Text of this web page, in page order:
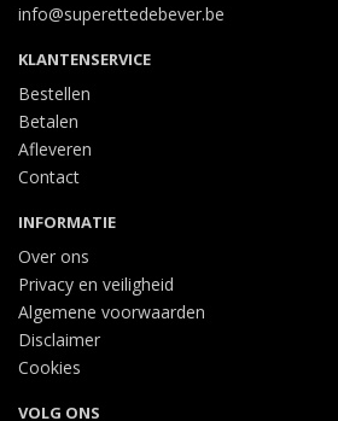
info@superettedebever.be
KLANTENSERVICE
Bestellen
Betalen
Afleveren
Contact
INFORMATIE
Over ons
Privacy en veiligheid
Algemene voorwaarden
Disclaimer
Cookies
VOLG ONS